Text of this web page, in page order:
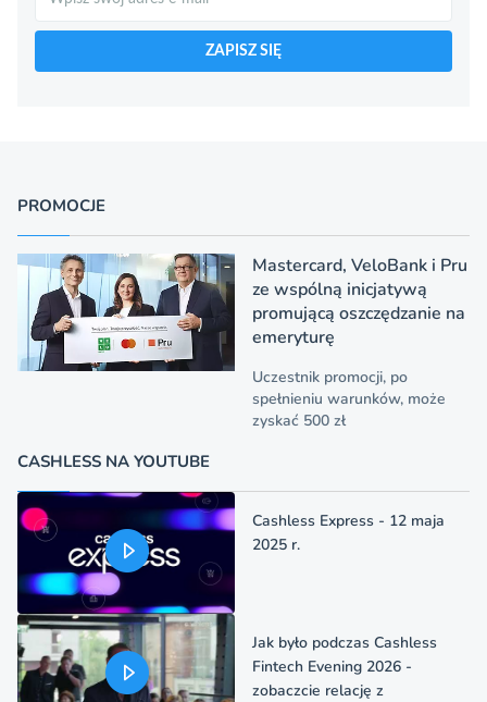
ZAPISZ SIĘ
PROMOCJE
Mastercard, VeloBank i Pru
ze wspólną inicjatywą
promującą oszczędzanie na
emeryturę
Uczestnik promocji, po
spełnieniu warunków, może
zyskać 500 zł
CASHLESS NA YOUTUBE
Cashless Express - 12 maja
2025 r.
Jak było podczas Cashless
Fintech Evening 2026 -
zobaczcie relację z